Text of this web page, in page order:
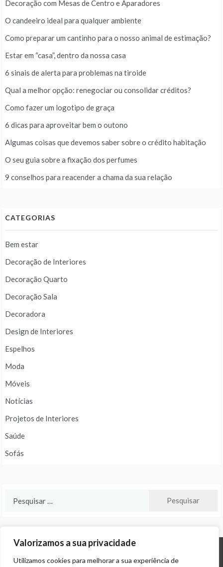
Valorizamos a sua privacidade
Utilizamos cookies para melhorar a sua experiência de
Decoração com Mesas de Centro e Aparadores
O candeeiro ideal para qualquer ambiente
Como preparar um cantinho para o nosso animal de estimação?
Estar em “casa”, dentro da nossa casa
6 sinais de alerta para problemas na tiroide
Qual a melhor opção: renegociar ou consolidar créditos?
Como fazer um logotipo de graça
6 dicas para aproveitar bem o outono
Algumas coisas que devemos saber sobre o crédito habitação
O seu guia sobre a fixação dos perfumes
9 conselhos para reacender a chama da sua relação
CATEGORIAS
Bem estar
Decoração de Interiores
Decoração Quarto
Decoração Sala
Decoradora
Design de Interiores
Espelhos
Moda
Móveis
Notícias
Projetos de Interiores
Saúde
Sofás
© ALL RIGHTS RESERVED 2024 THEME: PROMOS BYTEMPLATE SELL